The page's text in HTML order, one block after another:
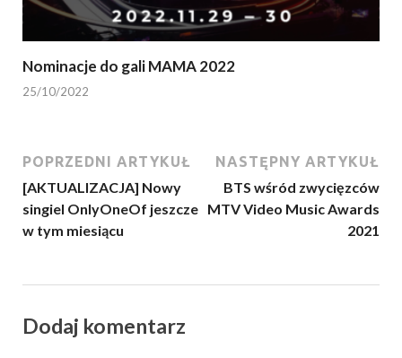
Nominacje do gali MAMA 2022
25/10/2022
POPRZEDNI ARTYKUŁ
[AKTUALIZACJA] Nowy
singiel OnlyOneOf jeszcze
w tym miesiącu
NASTĘPNY ARTYKUŁ
BTS wśród zwycięzców
MTV Video Music Awards
2021
Dodaj komentarz